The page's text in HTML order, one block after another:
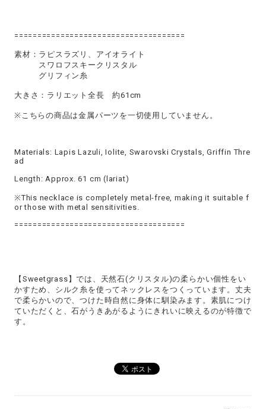
=====================================
素材：ラピスラズリ、アイオライト
スワロフスキークリスタル
グリフィン糸
大きさ：ラリエット全長 約61cm
※こちらの商品は金属パーツを一切使用していません。
Materials: Lapis Lazuli, Iolite, Swarovski Crystals, Griffin Thre
ad
Length: Approx. 61 cm (lariat)
※This necklace is completely metal-free, making it suitable f
or those with metal sensitivities.
=====================================
【Sweetgrass】では、天然石(クリスタル)の柔らかい個性をい
かすため、シルク糸を使ってネックレスをつくっています。丈夫
で柔らかいので、つけた時自然に身体に馴染みます。素肌につけ
ていただくと、石がうきあがるようにきれいに映えるのが特徴で
す。